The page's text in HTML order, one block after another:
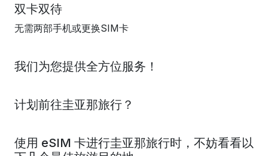
双卡双待
无需两部手机或更换SIM卡
我们为您提供全方位服务！
计划前往圭亚那旅行？
使用 eSIM 卡进行圭亚那旅行时，不妨看看以